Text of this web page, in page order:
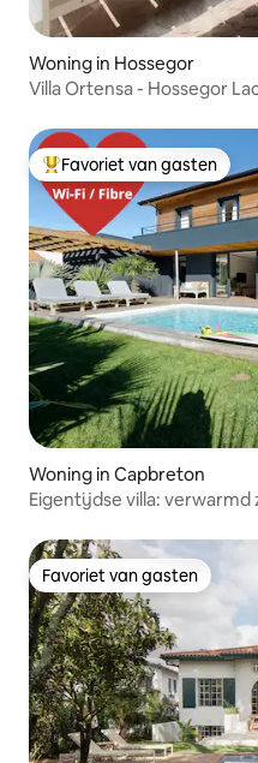
Woning in Hossegor
Villa Ortensa - Hossegor
Topfavoriet van gasten
Favoriet van gasten
Woning in Capbreton
Eigentijdse villa: verwarmd
Favoriet van gasten
Favoriet van gasten